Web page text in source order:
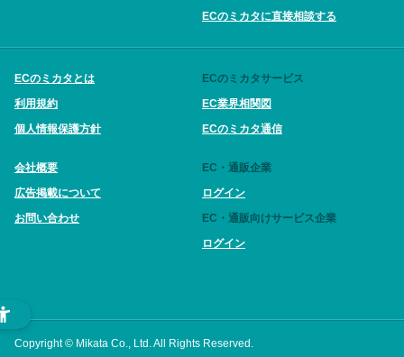
ECのミカタに直接相談する
ECのミカタとは
利用規約
個人情報保護方針
会社概要
広告掲載について
お問い合わせ
ECのミカタサービス
EC業界相関図
ECのミカタ通信
EC・通販企業
ログイン
EC・通販向けサービス企業
ログイン
Copyright © Mikata Co., Ltd. All Rights Reserved.